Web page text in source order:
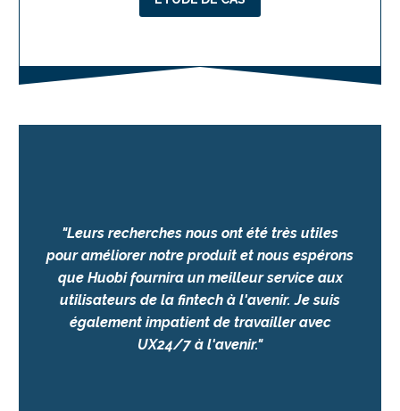
"Leurs recherches nous ont été très utiles
pour améliorer notre produit et nous espérons
que Huobi fournira un meilleur service aux
utilisateurs de la fintech à l'avenir. Je suis
également impatient de travailler avec
UX24/7 à l'avenir."